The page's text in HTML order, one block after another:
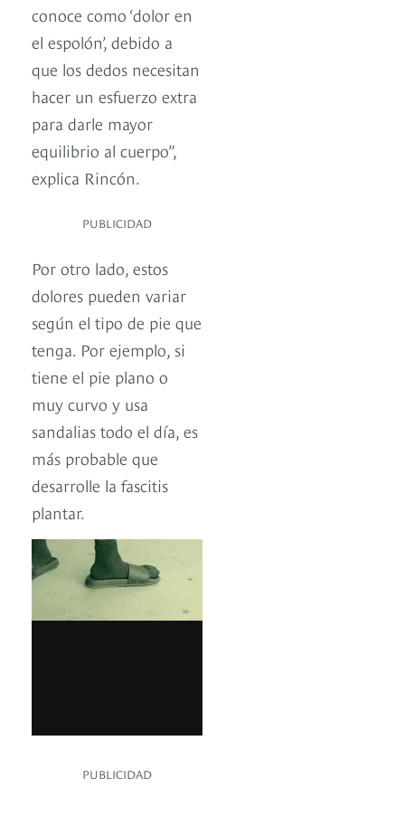
conoce como ‘dolor en
el espolón’, debido a
que los dedos necesitan
hacer un esfuerzo extra
para darle mayor
equilibrio al cuerpo”,
explica Rincón.
PUBLICIDAD
Por otro lado, estos
dolores pueden variar
según el tipo de pie que
tenga. Por ejemplo, si
tiene el pie plano o
muy curvo y usa
sandalias todo el día, es
más probable que
desarrolle la fascitis
plantar.
PUBLICIDAD